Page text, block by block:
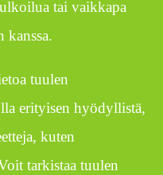
tai vaikkapa
kanssa.
tuulen
erityisen hyödyllistä,
kuten
tarkistaa tuulen